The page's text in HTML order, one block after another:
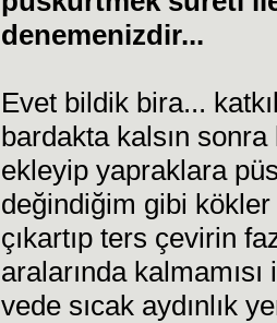
denemenizdir...
Evet bildik bira...
bardakta kalsın sonra
ekleyip yapraklara
değindiğim gibi
çıkartıp ters çevirin
aralarında
vede sıcak aydınlık